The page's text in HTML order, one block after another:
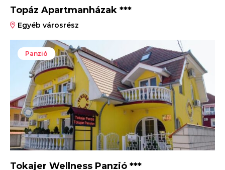
Topáz Apartmanházak ***
Egyéb városrész
Panzió
Tokajer Wellness Panzió ***